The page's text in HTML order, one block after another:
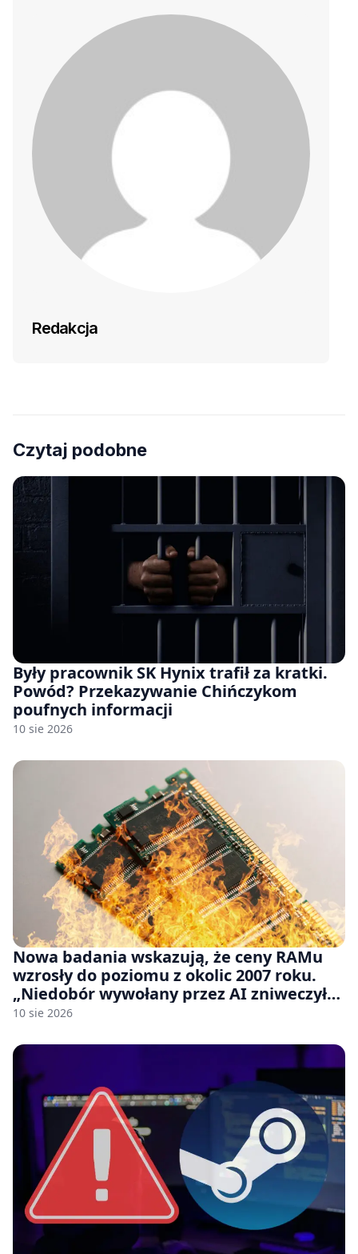
Redakcja
Czytaj podobne
Były pracownik SK Hynix trafił za kratki.
Powód? Przekazywanie Chińczykom
poufnych informacji
10 sie 2026
Nowa badania wskazują, że ceny RAMu
wzrosły do poziomu z okolic 2007 roku.
„Niedobór wywołany przez AI zniweczył
20 lat postępów w ciągu zaledwie kilku
10 sie 2026